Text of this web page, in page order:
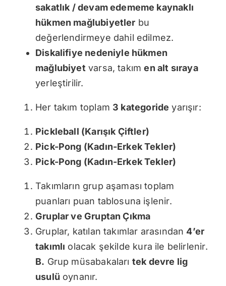
sakatlık / devam edememe kaynaklı
hükmen mağlubiyetler bu
değerlendirmeye dahil edilmez.
Diskalifiye nedeniyle hükmen
mağlubiyet varsa, takımen alt sıraya
yerleştirilir.
Her takım toplam 3 kategoride yarışır:
Pickleball (Karışık Çiftler)
Pick-Pong (Kadın-Erkek Tekler)
Pick-Pong (Kadın-Erkek Tekler)
Takımların grup aşaması toplam
puanları puan tablosuna işlenir.
Gruplar ve Gruptan Çıkma
Gruplar, katılan takımlar arasından 4’er
takımlı olacak şekilde kura ile belirlenir.
B. Grup müsabakaları tek devre lig
usulü oynanır.